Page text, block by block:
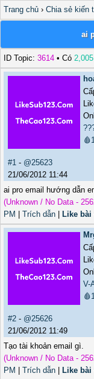
Trang chủ › Chia sẻ kiến
ai
ID Topic: 3614 • Có 2,005
#1 - @25623
21/06/2012 11:44
ai pro email hướng dẫn
(Unknown / No Data -
PM
Trích dẫn Like bài
V-
#2 - @25626
21/06/2012 11:49
Tạo tài khoản email gì.
(Unknown / No Data -
PM
Trích dẫn Like bài